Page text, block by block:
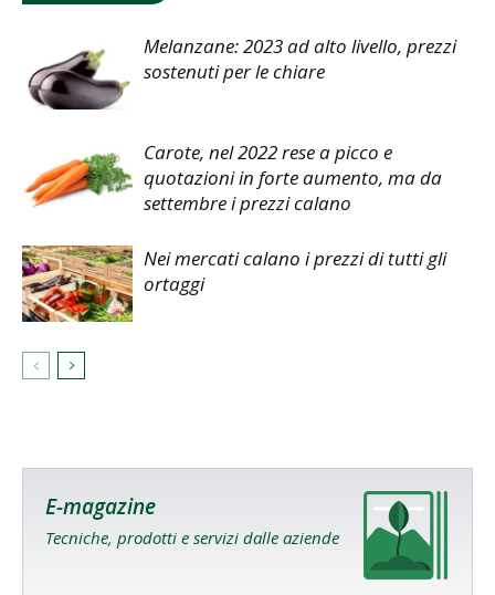
Melanzane: 2023 ad alto livello, prezzi
sostenuti per le chiare
Carote, nel 2022 rese a picco e
quotazioni in forte aumento, ma da
settembre i prezzi calano
Nei mercati calano i prezzi di tutti gli
ortaggi
E-magazine
Tecniche, prodotti e servizi dalle aziende